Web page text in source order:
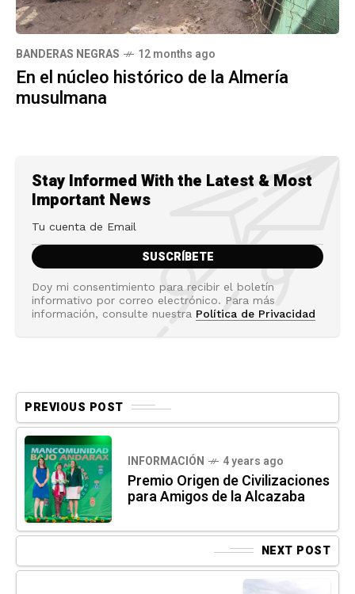
BANDERAS NEGRAS 12 months ago
En el núcleo histórico de la Almería
musulmana
Stay Informed With the Latest & Most
Important News
Doy mi consentimiento para recibir el boletín
informativo por correo electrónico. Para más
información, consulte nuestra Política de Privacidad
PREVIOUS POST
INFORMACIÓN 4 years ago
Premio Origen de Civilizaciones
para Amigos de la Alcazaba
NEXT POST